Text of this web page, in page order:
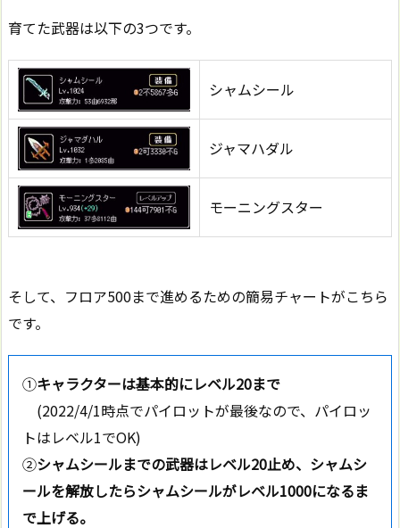
育てた武器は以下の3つです。
シャムシール
ジャマハダル
モーニングスター
そして、フロア500まで進めるための簡易チャートがこちら
です。
①キャラクターは基本的にレベル20まで
(2022/4/1時点でパイロットが最後なので、パイロッ
トはレベル1でOK)
②シャムシールまでの武器はレベル20止め、シャムシ
ールを解放したらシャムシールがレベル1000になるま
で上げる。